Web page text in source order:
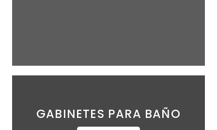
GABINETES PARA BAÑO